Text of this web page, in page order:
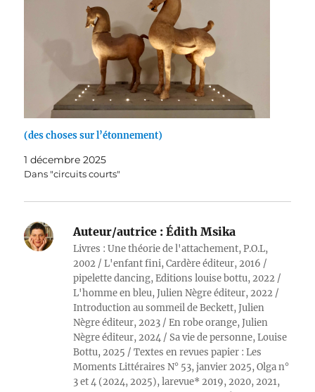
(des choses sur l’étonnement)
1 décembre 2025
Dans "circuits courts"
Auteur/autrice : Édith Msika
Livres : Une théorie de l'attachement, P.O.L,
2002 / L'enfant fini, Cardère éditeur, 2016 /
pipelette dancing, Editions louise bottu, 2022 /
L'homme en bleu, Julien Nègre éditeur, 2022 /
Introduction au sommeil de Beckett, Julien
Nègre éditeur, 2023 / En robe orange, Julien
Nègre éditeur, 2024 / Sa vie de personne, Louise
Bottu, 2025 / Textes en revues papier : Les
Moments Littéraires N° 53, janvier 2025, Olga n°
3 et 4 (2024, 2025), larevue* 2019, 2020, 2021,